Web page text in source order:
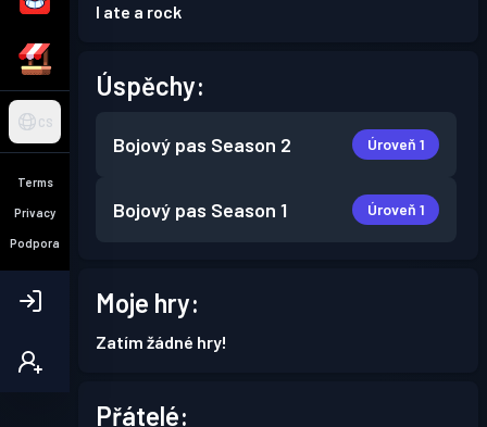
CS
Terms
Privacy
Podpora
I ate a rock
Úspěchy:
Bojový pas Season 2 Úroveň 1
Bojový pas Season 1 Úroveň 1
Moje hry:
Zatím žádné hry!
Přátelé: